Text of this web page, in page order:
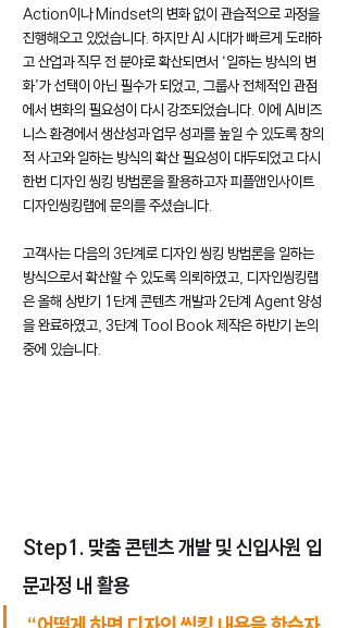
Action이나 Mindset의 변화 없이 관습적으로 과정을
진행해오고 있었습니다. 하지만 AI 시대가 빠르게 도래하
고 산업과 직무 전 분야로 확산되면서 ‘일하는 방식의 변
화’가 선택이 아닌 필수가 되었고, 그룹사 전체적인 관점
에서 변화의 필요성이 다시 강조되었습니다. 이에 AI비즈
니스 환경에서 생산성과 업무 성과를 높일 수 있도록 창의
적 사고와 일하는 방식의 확산 필요성이 대두되었고 다시
한번 디자인 씽킹 방법론을 활용하고자 피플앤인사이트
디자인씽킹랩에 문의를 주셨습니다.
고객사는 다음의 3단계로 디자인 씽킹 방법론을 일하는
방식으로서 확산할 수 있도록 의뢰하였고, 디자인씽킹랩
은 올해 상반기 1단계 콘텐츠 개발과 2단계 Agent 양성
을 완료하였고, 3단계 Tool Book 제작은 하반기 논의
중에 있습니다.
Step1. 맞춤 콘텐츠 개발 및 신입사원 입
문과정 내 활용